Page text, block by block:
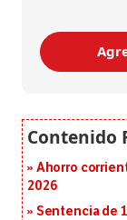
Ahorro
2026
Sentencia de